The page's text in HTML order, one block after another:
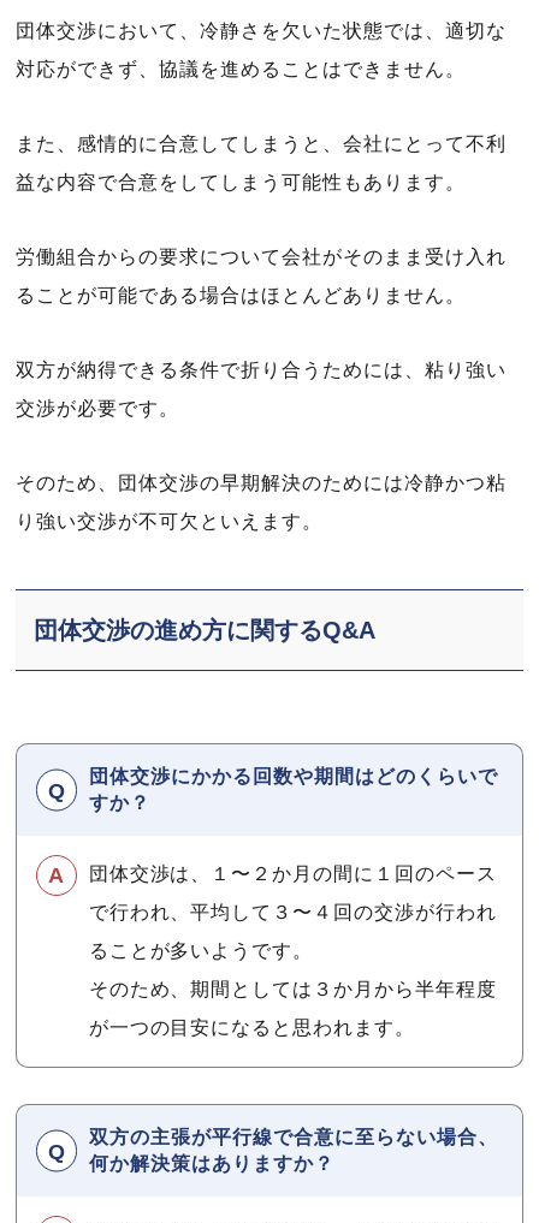
団体交渉において、冷静さを欠いた状態では、適切な
対応ができず、協議を進めることはできません。
また、感情的に合意してしまうと、会社にとって不利
益な内容で合意をしてしまう可能性もあります。
労働組合からの要求について会社がそのまま受け入れ
ることが可能である場合はほとんどありません。
双方が納得できる条件で折り合うためには、粘り強い
交渉が必要です。
そのため、団体交渉の早期解決のためには冷静かつ粘
り強い交渉が不可欠といえます。
団体交渉の進め方に関するQ&A
団体交渉にかかる回数や期間はどのくらいで
すか？
団体交渉は、１〜２か月の間に１回のペース
で行われ、平均して３〜４回の交渉が行われ
ることが多いようです。
そのため、期間としては３か月から半年程度
が一つの目安になると思われます。
双方の主張が平行線で合意に至らない場合、
何か解決策はありますか？